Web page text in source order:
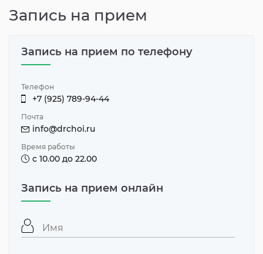
Запись на прием
Запись на прием онлайн
Запись на прием по телефону
Телефон
+7 (925) 789-94-44
Почта
info@drchoi.ru
Время работы
с 10.00 до 22.00